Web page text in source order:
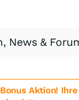
News &
Aktion! Ihre